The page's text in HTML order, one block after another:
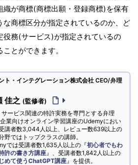
織が商標(商標出願・登録商標)を保有
な商標区分が指定されているのか、ど
役務(サービス)が指定されているの
とができます。
ト・インテグレーション株式会社 CEO/弁理
佳之 (監修者)
サービス関連の特許実務を専門とする弁理
業向けオンライン学習講座のUdemyにおい
講者数3,044人以上、レビュー数639以上の
野ではトップクラスの講師。
では受講者数1,635人以上の『初心者でもわ
許の書き方講座 』、受講者数1,842人以上の
めて使うChatGPT講座 』を提供。